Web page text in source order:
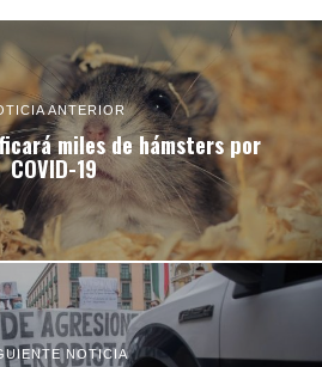
ANTERIOR
miles de hámsters por
COVID-19
NOTICIA